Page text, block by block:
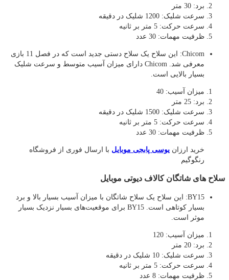
برد: 30 متر
سرعت شلیک: 1200 شلیک در دقیقه
سرعت حرکت: 5 متر بر ثانیه
ظرفیت مهمات: 30 عدد
Chicom: این سلاح یک سلاح دستی جدید است که در فصل 11 بازی
معرفی شد. Chicom دارای میزان آسیب متوسط و سرعت شلیک
بسیار بالایی است.
میزان آسیب: 40
برد: 25 متر
سرعت شلیک: 1500 شلیک در دقیقه
سرعت حرکت: 5 متر بر ثانیه
ظرفیت مهمات: 30 عدد
خرید ارزان یوسی پابجی موبایل با ارسال فوری از فروشگاه
رنگوگیم
سلاح های شاتگان کالاف دیوتی موبایل
BY15: این سلاح یک سلاح شاتگان با میزان آسیب بسیار بالا و برد
بسیار کوتاهی است. BY15 برای موقعیت‌های بسیار نزدیک بسیار
موثر است.
میزان آسیب: 120
برد: 20 متر
سرعت شلیک: 10 شلیک در دقیقه
سرعت حرکت: 5 متر بر ثانیه
ظرفیت مهمات: 8 عدد